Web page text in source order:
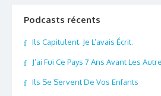
Podcasts récents
Ils Capitulent. Je L’avais Écrit.
J’ai Fui Ce Pays 7 Ans Avant Les
Ils Se Servent De Vos Enfants